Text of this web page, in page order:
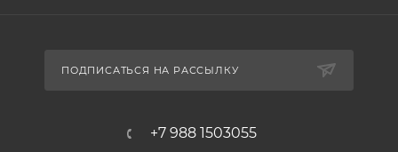
ПОДПИСАТЬСЯ НА РАССЫЛКУ
+7 988 1503055